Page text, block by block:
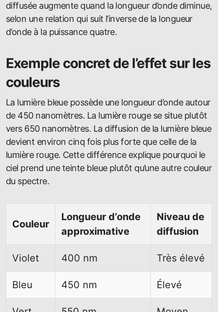
diffusée augmente quand la longueur d’onde diminue,
selon une relation qui suit l’inverse de la longueur
d’onde à la puissance quatre.
Exemple concret de l’effet sur les
couleurs
La lumière bleue possède une longueur d’onde autour
de 450 nanomètres. La lumière rouge se situe plutôt
vers 650 nanomètres. La diffusion de la lumière bleue
devient environ cinq fois plus forte que celle de la
lumière rouge. Cette différence explique pourquoi le
ciel prend une teinte bleue plutôt qu’une autre couleur
du spectre.
Couleur
Longueur d’onde
approximative
Niveau de
diffusion
Violet 400 nm Très élevé
Bleu 450 nm Élevé